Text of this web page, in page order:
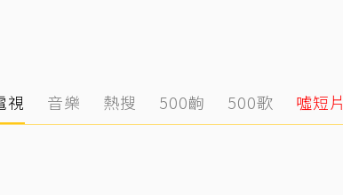
視 音樂 熱搜 500齣 500歌 噓短片